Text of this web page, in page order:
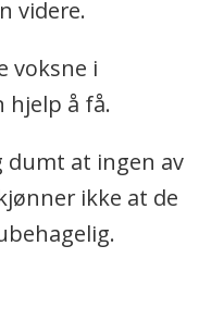
videre.
voksne i
hjelp å få.
dumt at ingen av
ikke at de